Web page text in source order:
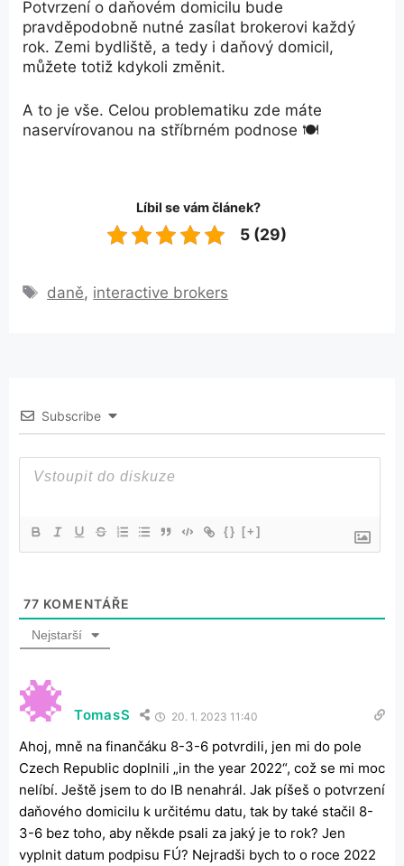
Potvrzení o daňovém domicilu bude
pravděpodobně nutné zasílat brokerovi každý
rok. Zemi bydliště, a tedy i daňový domicil,
můžete totiž kdykoli změnit.
A to je vše. Celou problematiku zde máte
naservírovanou na stříbrném podnose 🍽️
Líbil se vám článek?
5 (29)
Štítky
daně, interactive brokers
Subscribe
{} [+]
77 KOMENTÁŘE
Nejstarší
TomasS 20. 1. 2023 11:40
Ahoj, mně na finančáku 8-3-6 potvrdili, jen mi do pole
Czech Republic doplnili „in the year 2022“, což se mi moc
nelíbí. Ještě jsem to do IB nenahrál. Jak píšeš o potvrzení
daňového domicilu k určitému datu, tak by také stačil 8-
3-6 bez toho, aby někde psali za jaký je to rok? Jen
vyplnit datum podpisu FÚ? Nejradši bych to o roce 2022